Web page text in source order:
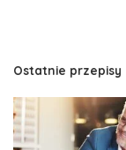
Ostatnie przepisy